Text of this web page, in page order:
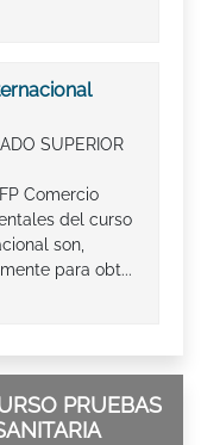
SUPERIOR
Comercio
del curso
son,
para obt...
PRUEBAS